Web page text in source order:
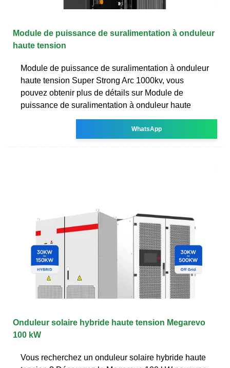
Module de puissance de suralimentation à onduleur
haute tension
Module de puissance de suralimentation à onduleur
haute tension Super Strong Arc 1000kv, vous
pouvez obtenir plus de détails sur Module de
puissance de suralimentation à onduleur haute
WhatsApp
Onduleur solaire hybride haute tension Megarevo
100 kW
Vous recherchez un onduleur solaire hybride haute